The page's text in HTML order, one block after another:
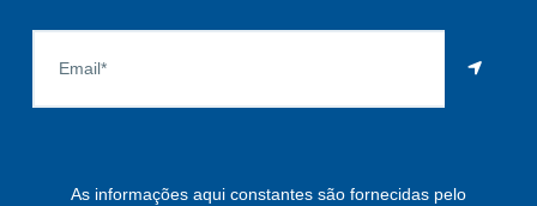
As informações aqui constantes são fornecidas pelo